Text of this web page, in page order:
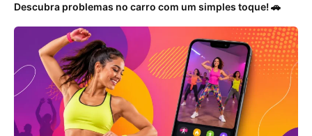
Descubra problemas no carro com um simples toque! 🚗